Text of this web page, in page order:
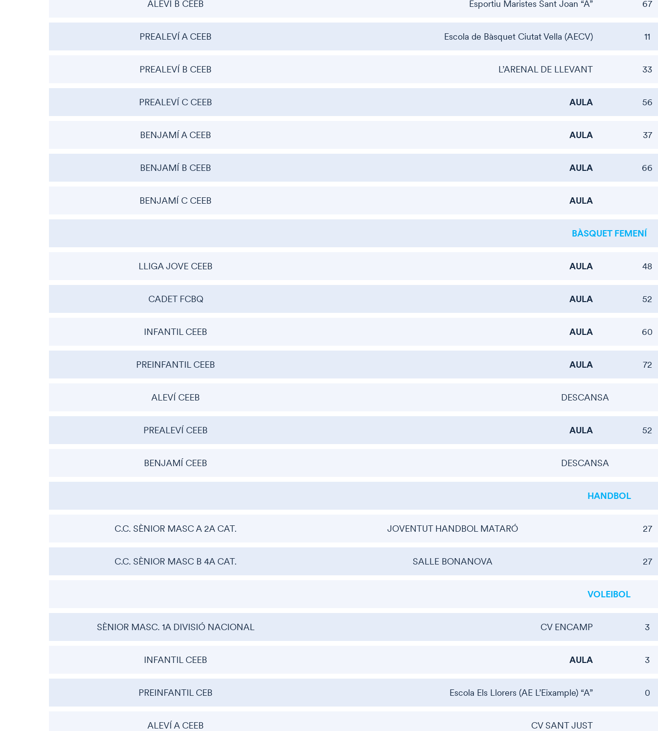
ALEVÍ B CEEB Esportiu Maristes Sant Joan “A” 67
PREALEVÍ A CEEB Escola de Bàsquet Ciutat Vella (AECV) 11
PREALEVÍ B CEEB L’ARENAL DE LLEVANT 33
PREALEVÍ C CEEB AULA 56
BENJAMÍ A CEEB AULA 37
BENJAMÍ B CEEB AULA 66
BENJAMÍ C CEEB AULA
BÀSQUET FEMENÍ
LLIGA JOVE CEEB AULA 48
CADET FCBQ AULA 52
INFANTIL CEEB AULA 60
PREINFANTIL CEEB AULA 72
ALEVÍ CEEB DESCANSA
PREALEVÍ CEEB AULA 52
BENJAMÍ CEEB DESCANSA
HANDBOL
C.C. SÈNIOR MASC A 2A CAT. JOVENTUT HANDBOL MATARÓ 27
C.C. SÈNIOR MASC B 4A CAT. SALLE BONANOVA 27
VOLEIBOL
SÈNIOR MASC. 1A DIVISIÓ NACIONAL CV ENCAMP 3
INFANTIL CEEB AULA 3
PREINFANTIL CEB Escola Els Llorers (AE L’Eixample) “A” 0
ALEVÍ A CEEB CV SANT JUST